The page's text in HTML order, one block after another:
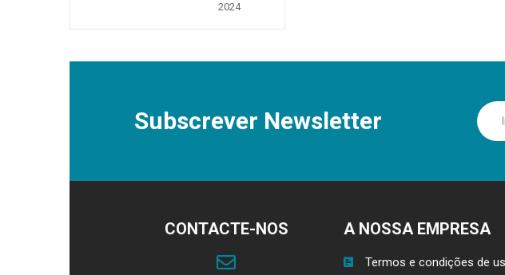
2024
Subscrever Newsletter
CONTACTE-NOS A NOSSA EMPRESA
Termos e condições de